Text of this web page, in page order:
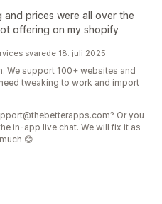
and prices were all over the
offering on my shopify
svarede 18. juli 2025
We support 100+ websites and
tweaking to work and import
Or you
in-app live chat. We will fix it as
😊